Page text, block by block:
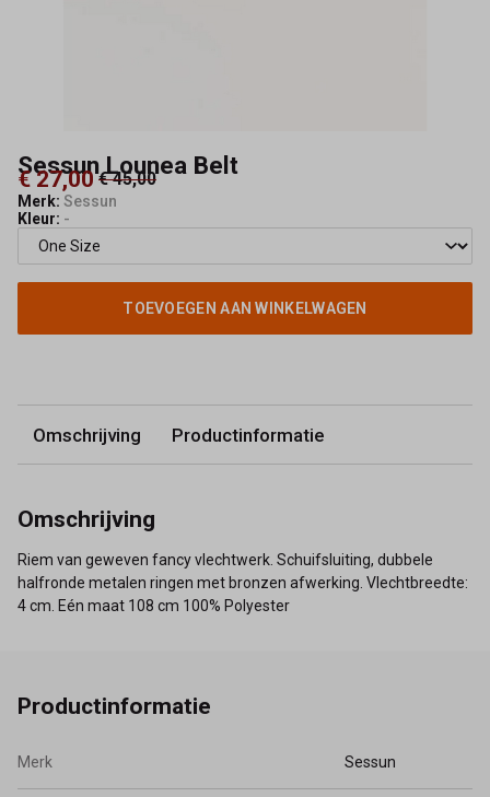
Sessun Lounea Belt
€ 27,00 € 45,00
Merk: Sessun
Kleur: -
TOEVOEGEN AAN WINKELWAGEN
Omschrijving Productinformatie
Omschrijving
Riem van geweven fancy vlechtwerk. Schuifsluiting, dubbele
halfronde metalen ringen met bronzen afwerking. Vlechtbreedte:
4 cm. Eén maat 108 cm 100% Polyester
Productinformatie
Merk Sessun